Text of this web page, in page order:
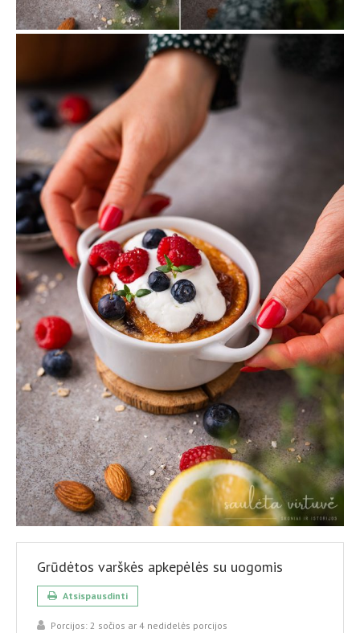
Grūdėtos varškės apkepėlės su uogomis
Atsispausdinti
Porcijos: 2 sočios ar 4 nedidelės porcijos